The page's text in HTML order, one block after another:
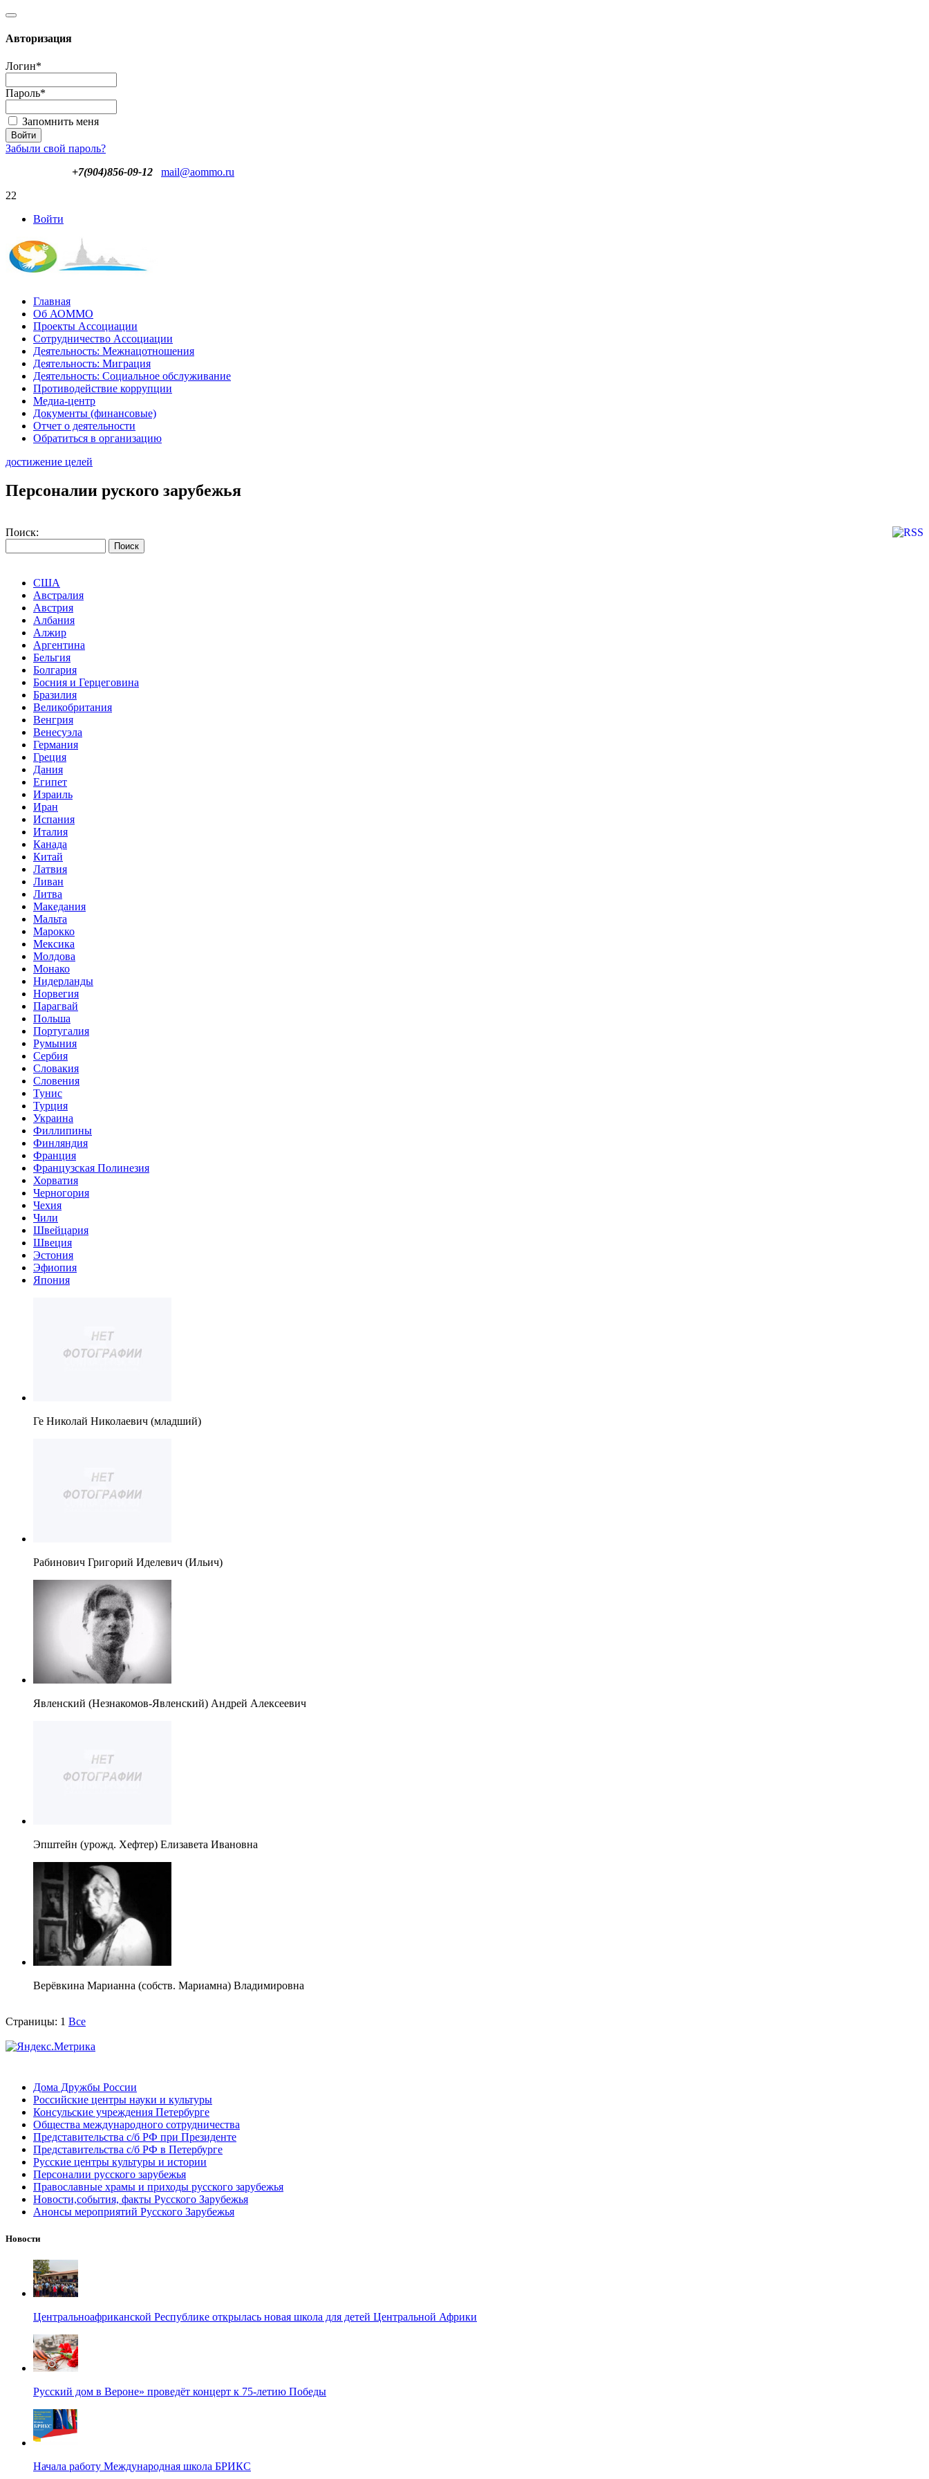
Авторизация
Логин*
Пароль*
Запомнить меня
Забыли свой пароль?
+7(904)856-09-12
mail@aommo.ru
22
Войти
Главная
Об АОММО
Проекты Ассоциации
Сотрудничество Ассоциации
Деятельность: Межнацотношения
Деятельность: Миграция
Деятельность: Социальное обслуживание
Противодействие коррупции
Медиа-центр
Документы (финансовые)
Отчет о деятельности
Обратиться в организацию
достижение целей
Персоналии руского зарубежья
Поиск:
США
Австралия
Австрия
Албания
Алжир
Аргентина
Бельгия
Болгария
Босния и Герцеговина
Бразилия
Великобритания
Венгрия
Венесуэла
Германия
Греция
Дания
Египет
Израиль
Иран
Испания
Италия
Канада
Китай
Латвия
Ливан
Литва
Македания
Мальта
Марокко
Мексика
Молдова
Монако
Нидерланды
Норвегия
Парагвай
Польша
Португалия
Румыния
Сербия
Словакия
Словения
Тунис
Турция
Украина
Филлипины
Финляндия
Франция
Французская Полинезия
Хорватия
Черногория
Чехия
Чили
Швейцария
Швеция
Эстония
Эфиопия
Япония
Ге Николай Николаевич (младший)
Рабинович Григорий Иделевич (Ильич)
Явленский (Незнакомов-Явленский) Андрей Алексеевич
Эпштейн (урожд. Хефтер) Елизавета Ивановна
Верёвкина Марианна (собств. Мариамна) Владимировна
Страницы: 1 Все
Дома Дружбы России
Российские центры науки и культуры
Консульские учреждения Петербурге
Общества международного сотрудничества
Представительства с/б РФ при Президенте
Представительства с/б РФ в Петербурге
Русские центры культуры и истории
Персоналии русского зарубежья
Православные храмы и приходы русского зарубежья
Новости,события, факты Русского Зарубежья
Анонсы мероприятий Русского Зарубежья
Новости
Центральноафриканской Республике открылась новая школа для детей Центральной Африки
Русский дом в Вероне» проведёт концерт к 75-летию Победы
Начала работу Международная школа БРИКС